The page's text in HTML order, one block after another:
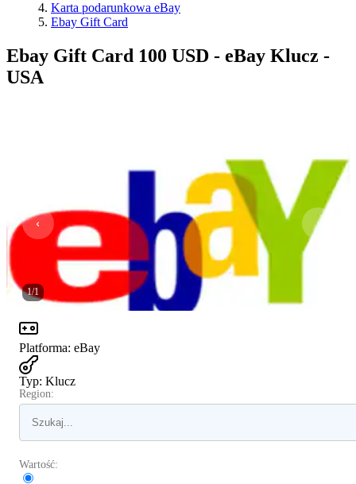
Karta podarunkowa eBay
Ebay Gift Card
Ebay Gift Card 100 USD - eBay Klucz -
USA
1/1
Platforma: eBay
Typ: Klucz
Region:
Wartość: